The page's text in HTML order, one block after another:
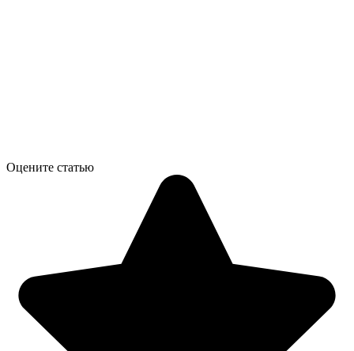
Оцените статью